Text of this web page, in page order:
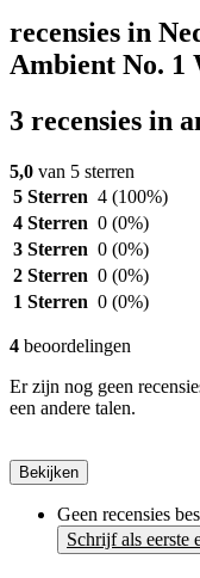
recensies in
Ambient No. 1
3 recensies in
5,0 van 5 sterren
5 Sterren 4 (100%)
4 Sterren 0 (0%)
3 Sterren 0 (0%)
2 Sterren 0 (0%)
1 Sterren 0 (0%)
4 beoordelingen
Er zijn nog geen
een andere talen.
Bekijken
Geen recensies
Schrijf als eerste